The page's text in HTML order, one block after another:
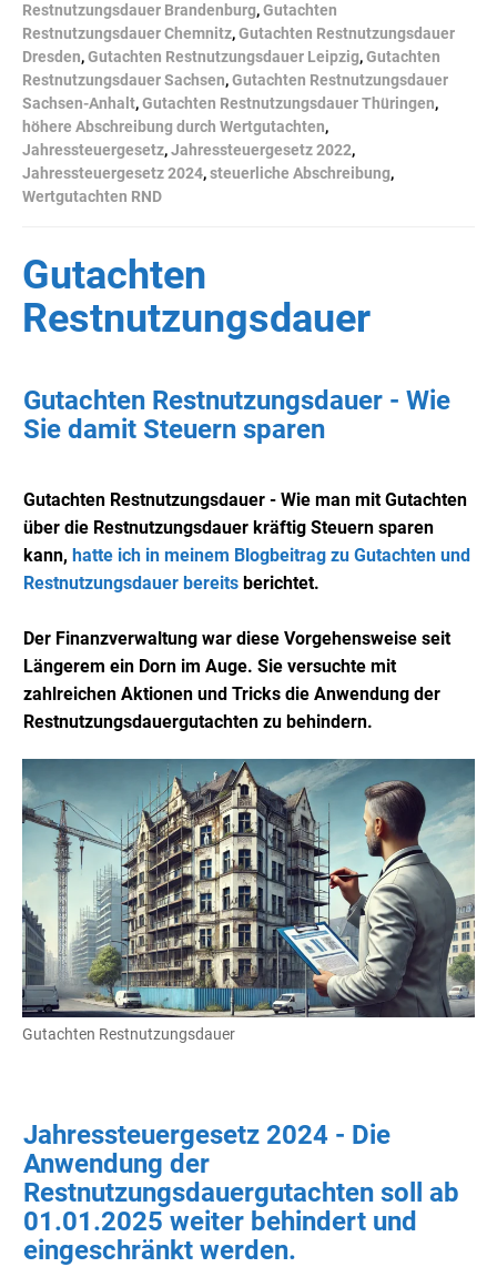
Restnutzungsdauer Brandenburg,Gutachten
Restnutzungsdauer Chemnitz,Gutachten Restnutzungsdauer
Dresden,Gutachten Restnutzungsdauer Leipzig,Gutachten
Restnutzungsdauer Sachsen,Gutachten Restnutzungsdauer
Sachsen-Anhalt,Gutachten Restnutzungsdauer Thüringen,
höhere Abschreibung durch Wertgutachten,
Jahressteuergesetz,Jahressteuergesetz 2022,
Jahressteuergesetz 2024,steuerliche Abschreibung,
Wertgutachten RND
Gutachten
Restnutzungsdauer
Gutachten Restnutzungsdauer - Wie
Sie damit Steuern sparen
Gutachten Restnutzungsdauer - Wie man mit Gutachten
über die Restnutzungsdauer kräftig Steuern sparen
kann, hatte ich in meinem Blogbeitrag zu Gutachten und
Restnutzungsdauer bereits berichtet.
Der Finanzverwaltung war diese Vorgehensweise seit
Längerem ein Dorn im Auge. Sie versuchte mit
zahlreichen Aktionen und Tricks die Anwendung der
Restnutzungsdauergutachten zu behindern.
Gutachten Restnutzungsdauer
Jahressteuergesetz 2024 - Die
Anwendung der
Restnutzungsdauergutachten soll ab
01.01.2025 weiter behindert und
eingeschränkt werden.